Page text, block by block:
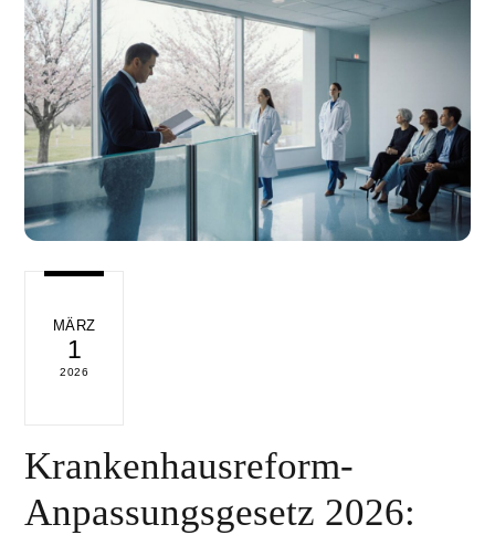
MÄRZ
1
2026
Krankenhausreform-
Anpassungsgesetz 2026: